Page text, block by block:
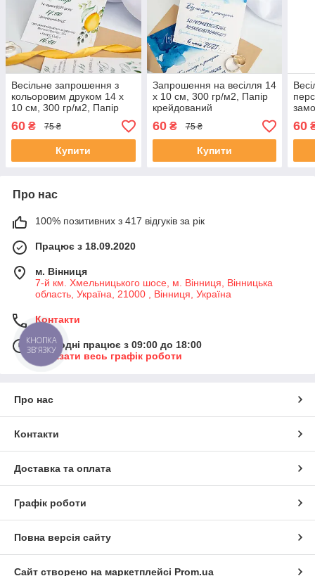
Весільне запрошення з
кольоровим друком 14 х
10 см, 300 гр/м2, Папір
крейдований
60 ₴ 75 ₴
Купити
Запрошення на весілля 14
х 10 см, 300 гр/м2, Папір
крейдований
60₴ 75 ₴
Купити
300
60
Про нас
100% позитивних з 417 відгуків за рік
Працює з 18.09.2020
м. Вінниця
7-й км. Хмельницького шосе, м. Вінниця, Вінницька
область, Україна, 21000 , Вінниця, Україна
Контакти
Сьогодні працює з 09:00 до 18:00
Показати весь графік роботи
Про нас
Контакти
Доставка та оплата
Графік роботи
Повна версія сайту
Сайт створено на маркетплейсі Prom.ua
КНОПКА
ЗВ'ЯЗКУ